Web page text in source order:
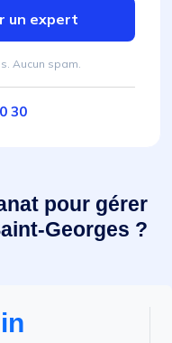
un expert
Aucun spam.
30
pour gérer
Georges ?